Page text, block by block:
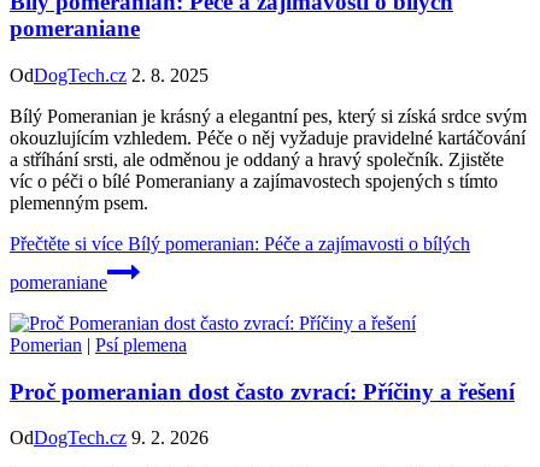
pomeraniane
OdDogTech.cz 2. 8. 2025
Bílý Pomeranian je krásný a elegantní pes, který si získá srdce svým
okouzlujícím vzhledem. Péče o něj vyžaduje pravidelné kartáčování
a stříhání srsti, ale odměnou je oddaný a hravý společník. Zjistěte
víc o péči o bílé Pomeraniany a zajímavostech spojených s tímto
plemenným psem.
Přečtěte si více Bílý pomeranian: Péče a zajímavosti o bílých
pomeraniane
Pomerian | Psí plemena
Proč pomeranian dost často zvrací: Příčiny a řešení
OdDogTech.cz 9. 2. 2026